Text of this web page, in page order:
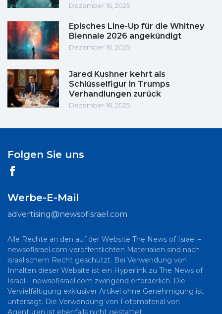
Dezember 16, 2025
Episches Line-Up für die Whitney
Biennale 2026 angekündigt
Dezember 16, 2025
Jared Kushner kehrt als
Schlüsselfigur in Trumps
Verhandlungen zurück
Dezember 16, 2025
Folgen Sie uns
Werbe-E-Mail
advertising@newsofisrael.com
Alle Rechte an den auf der Website The News of Israel –
newsofisrael.com veröffentlichten Materialien sind nach
israelischem Recht geschützt. Bei Verwendung von
Inhalten dieser Website ist ein Hyperlink zu The News of
Israel – newsofisrael.com zwingend erforderlich. Die
Vervielfältigung exklusiver Artikel ohne Genehmigung ist
untersagt. Die Verwendung von Fotomaterial von
Agenturen ist ebenfalls nicht gestattet.